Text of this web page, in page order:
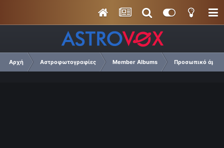
Αρχή Αστροφωτογραφίες Member Albums Προσωπικό